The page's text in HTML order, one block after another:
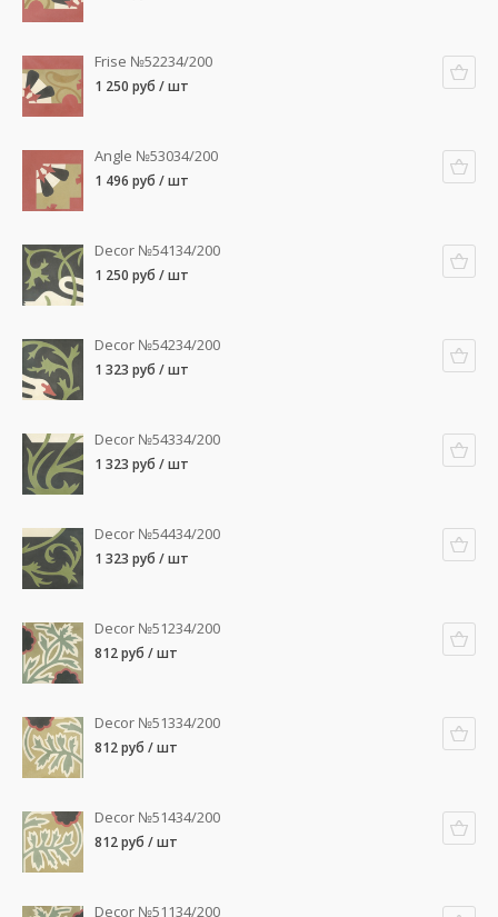
Frise №52234/200
1 250 руб / шт
Angle №53034/200
1 496 руб / шт
Decor №54134/200
1 250 руб / шт
Decor №54234/200
1 323 руб / шт
Decor №54334/200
1 323 руб / шт
Decor №54434/200
1 323 руб / шт
Decor №51234/200
812 руб / шт
Decor №51334/200
812 руб / шт
Decor №51434/200
812 руб / шт
Decor №51134/200